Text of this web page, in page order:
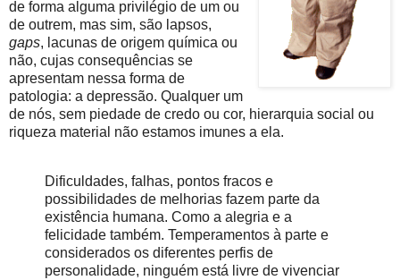
de forma alguma privilégio de um ou
de outrem, mas sim, são lapsos,
gaps, lacunas de origem química ou
não, cujas consequências se
apresentam nessa forma de
patologia: a depressão. Qualquer um
de nós, sem piedade de credo ou cor, hierarquia social ou
riqueza material não estamos imunes a ela.
Dificuldades, falhas, pontos fracos e
possibilidades de melhorias fazem parte da
existência humana. Como a alegria e a
felicidade também. Temperamentos à parte e
considerados os diferentes perfis de
personalidade, ninguém está livre de vivenciar